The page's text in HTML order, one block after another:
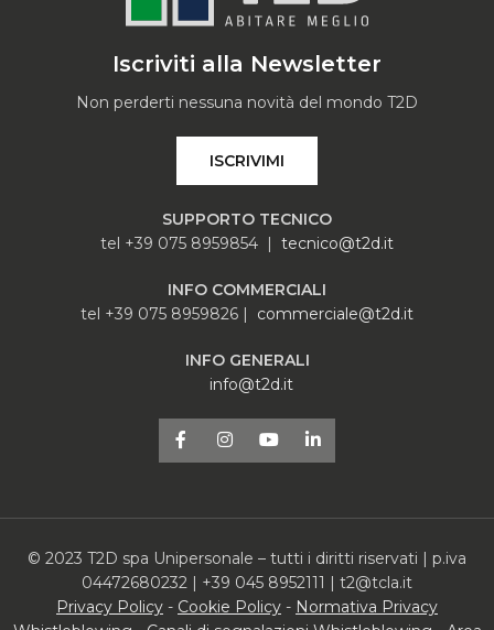
Iscriviti alla Newsletter
Non perderti nessuna novità del mondo T2D
ISCRIVIMI
SUPPORTO TECNICO
tel +39 075 8959854 | tecnico@t2d.it
INFO COMMERCIALI
tel +39 075 8959826 | commerciale@t2d.it
INFO GENERALI
info@t2d.it
© 2023 T2D spa Unipersonale – tutti i diritti riservati | p.iva
04472680232 | +39 045 8952111 | t2@tcla.it
Privacy Policy - Cookie Policy - Normativa Privacy